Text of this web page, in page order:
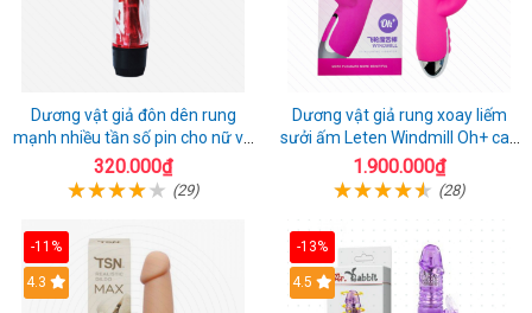
Dương vật giả đôn dên rung
mạnh nhiều tần số pin cho nữ và
cặp đôi
320.000₫
(29)
Dương vật giả rung xoay liếm
sưởi ấm Leten Windmill Oh+ cao
cấp
1.900.000₫
(28)
-11%
4.3
-13%
4.5